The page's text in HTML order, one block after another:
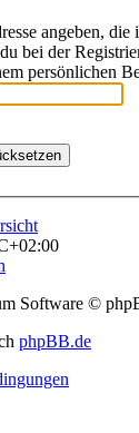
angeben, die
bei der
persönlichen
Software ©
phpBB.de